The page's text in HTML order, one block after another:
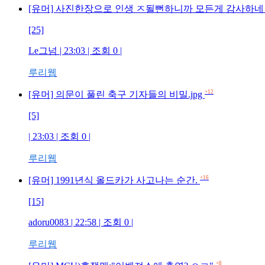
[유머] 사진한장으로 인생 ㅈ될뻔하니까 모든게 감사하네
[25]
Le그넘 | 23:03 | 조회 0 |
루리웹
[유머] 의문이 풀린 축구 기자들의 비밀.jpg +12
[5]
| 23:03 | 조회 0 |
루리웹
[유머] 1991년식 올드카가 사고나는 순간. +16
[15]
adoru0083 | 22:58 | 조회 0 |
루리웹
+8